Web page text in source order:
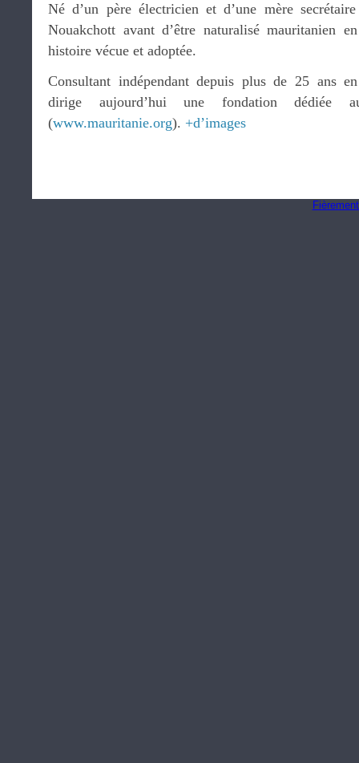
Né d’un père électricien et d’une mère
Nouakchott avant d’être naturalisé mauritanien
histoire vécue et adoptée.
Consultant indépendant depuis plus de 25 ans
dirige aujourd’hui une fondation dédiée
(www.mauritanie.org). +d’images